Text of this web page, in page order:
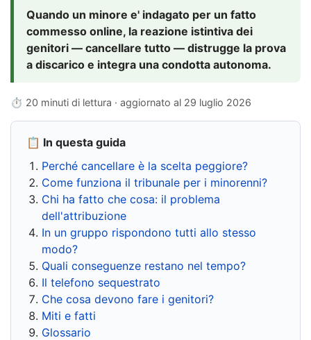
Quando un minore e' indagato per un fatto
commesso online, la reazione istintiva dei
genitori — cancellare tutto — distrugge la prova
a discarico e integra una condotta autonoma.
⏱ 20 minuti di lettura · aggiornato al 29 luglio 2026
📋 In questa guida
Perché cancellare è la scelta peggiore?
Come funziona il tribunale per i minorenni?
Chi ha fatto che cosa: il problema
dell'attribuzione
In un gruppo rispondono tutti allo stesso
modo?
Quali conseguenze restano nel tempo?
Il telefono sequestrato
Che cosa devono fare i genitori?
Miti e fatti
Glossario